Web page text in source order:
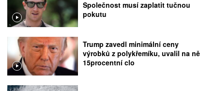
Společnost musí zaplatit tučnou
pokutu
Trump zavedl minimální ceny
výrobků z polykřemíku, uvalil na ně
15procentní clo